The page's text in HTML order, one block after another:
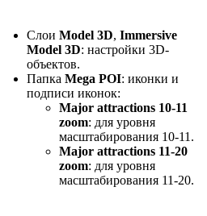
Слои Model 3D, Immersive
Model 3D: настройки 3D-
объектов.
Папка Mega POI: иконки и
подписи иконок:
Major attractions 10-11
zoom: для уровня
масштабирования 10-11.
Major attractions 11-20
zoom: для уровня
масштабирования 11-20.